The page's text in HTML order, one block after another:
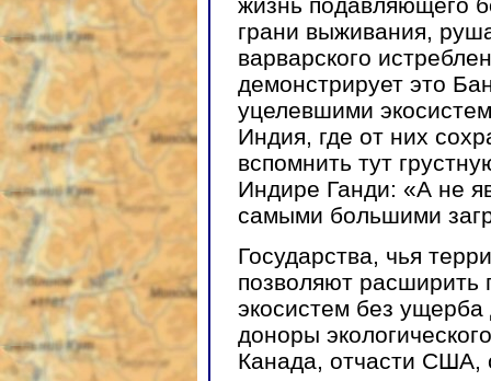
грани выживания,
варварского
демонстрирует это
уцелевшими
Индия, где от них
вспомнить тут
Индире Ганди: «А не
самыми большими
Государства, чья
позволяют расширить
экосистем без
доноры
Канада, отчасти США,